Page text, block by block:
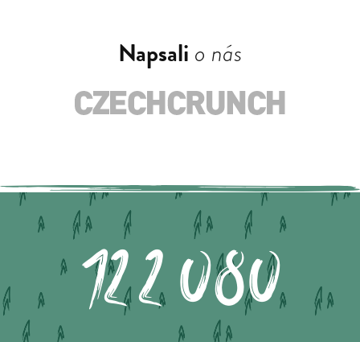
Napsali o nás
122.080